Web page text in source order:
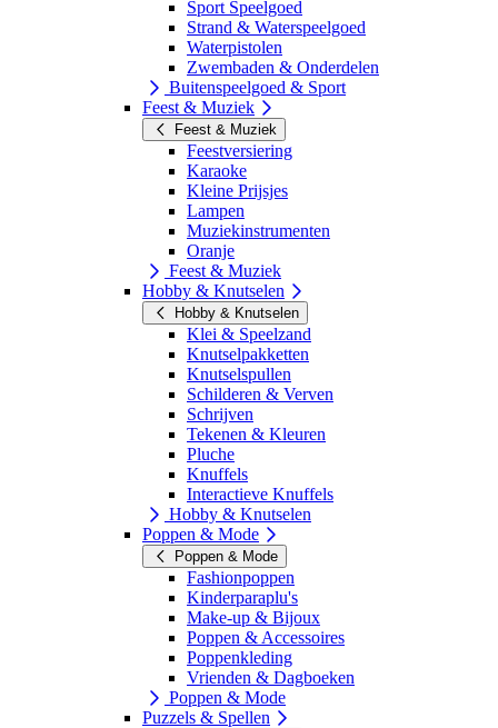
Sport Speelgoed
Strand & Waterspeelgoed
Waterpistolen
Zwembaden & Onderdelen
Buitenspeelgoed & Sport
Feest & Muziek
Feest & Muziek
Feestversiering
Karaoke
Kleine Prijsjes
Lampen
Muziekinstrumenten
Oranje
Feest & Muziek
Hobby & Knutselen
Hobby & Knutselen
Klei & Speelzand
Knutselpakketten
Knutselspullen
Schilderen & Verven
Schrijven
Tekenen & Kleuren
Pluche
Knuffels
Interactieve Knuffels
Hobby & Knutselen
Poppen & Mode
Poppen & Mode
Fashionpoppen
Kinderparaplu's
Make-up & Bijoux
Poppen & Accessoires
Poppenkleding
Vrienden & Dagboeken
Poppen & Mode
Puzzels & Spellen